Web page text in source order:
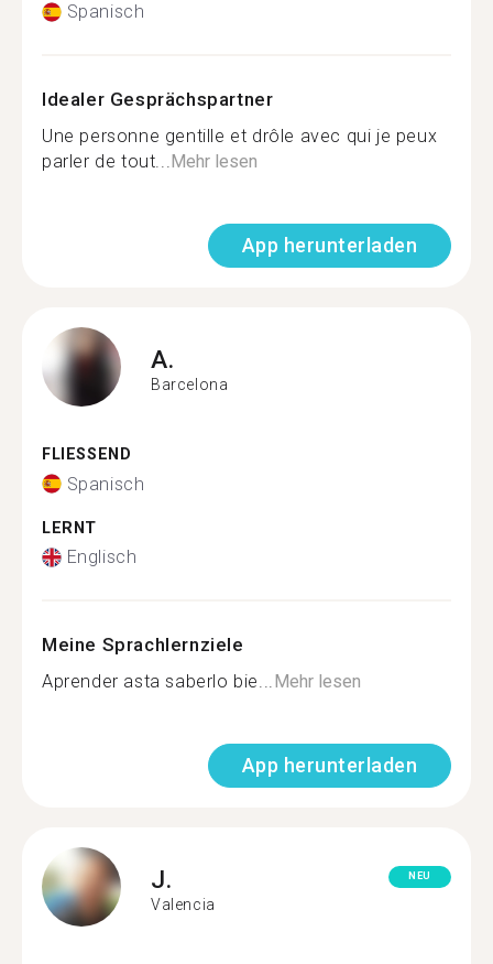
Spanisch
Idealer Gesprächspartner
Une personne gentille et drôle avec qui je peux
parler de tout...Mehr lesen
App herunterladen
A.
Barcelona
FLIESSEND
Spanisch
LERNT
Englisch
Meine Sprachlernziele
Aprender asta saberlo bie...Mehr lesen
App herunterladen
J.
Valencia
NEU